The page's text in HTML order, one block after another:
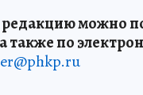
редакцию можно
а также по